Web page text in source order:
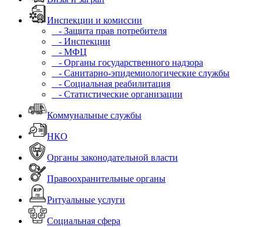
Инспекции и комиссии
- Защита прав потребителя
- Инспекции
- МФЦ
- Органы государственного надзора
- Санитарно-эпидемиологические службы
- Социальная реабилитация
- Статистические организации
Коммунальные службы
НКО
Органы законодательной власти
Правоохранительные органы
Ритуальные услуги
Социальная сфера